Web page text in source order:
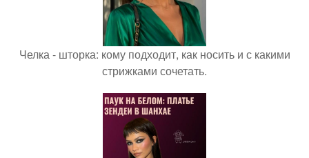
Челка - шторка: кому подходит, как носить и с какими
стрижками сочетать.